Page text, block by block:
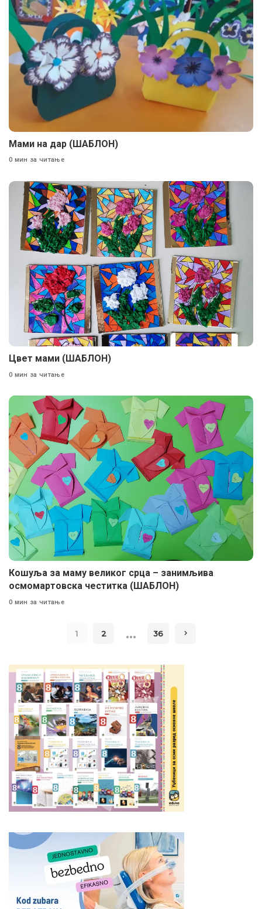
Мами на дар (ШАБЛОН)
0 мин за читање
Цвет мами (ШАБЛОН)
0 мин за читање
Кошуља за маму великог срца – занимљива
осмомартовска честитка (ШАБЛОН)
0 мин за читање
1 2 … 36